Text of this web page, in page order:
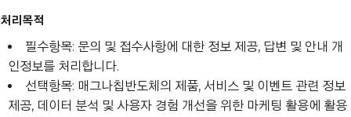
처리목적
필수항목: 문의 및 접수사항에 대한 정보 제공, 답변 및 안내 개
인정보를 처리합니다.
선택항목: 매그나칩반도체의 제품, 서비스 및 이벤트 관련 정보
제공, 데이터 분석 및 사용자 경험 개선을 위한 마케팅 활용에 활용